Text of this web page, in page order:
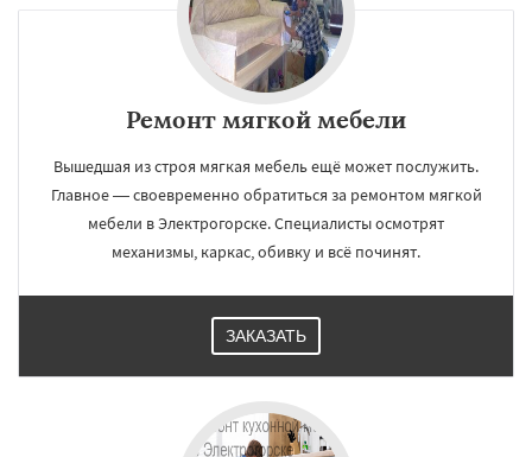
Ремонт мягкой мебели
Вышедшая из строя мягкая мебель ещё может послужить.
Главное — своевременно обратиться за ремонтом мягкой
мебели в Электрогорске. Специалисты осмотрят
механизмы, каркас, обивку и всё починят.
ЗАКАЗАТЬ